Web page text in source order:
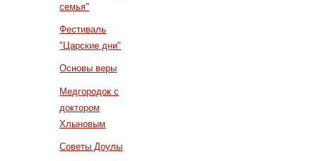
семья"
Фестиваль
"Царские дни"
Основы веры
Медгородок с
доктором
Хлыновым
Советы Доулы